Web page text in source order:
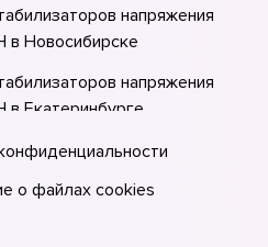
напряжения
Новосибирске
напряжения
Екатеринбурге
напряжения
о файлах cookies